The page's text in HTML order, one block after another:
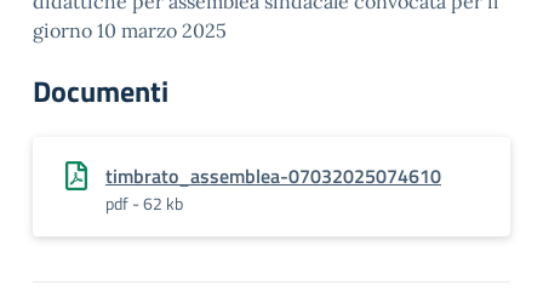
giorno 10 marzo 2025
Documenti
timbrato_assemblea-07032025074610
pdf - 62 kb